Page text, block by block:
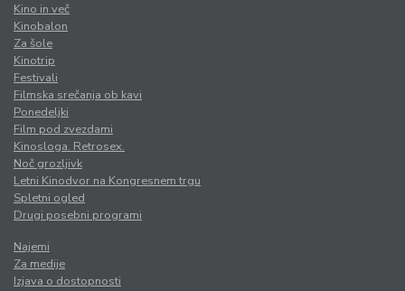
Kino in več
Kinobalon
Za šole
Kinotrip
Festivali
Filmska srečanja ob kavi
Ponedeljki
Film pod zvezdami
Kinosloga. Retrosex.
Noč grozljivk
Letni Kinodvor na Kongresnem trgu
Spletni ogled
Drugi posebni programi
Najemi
Za medije
Izjava o dostopnosti